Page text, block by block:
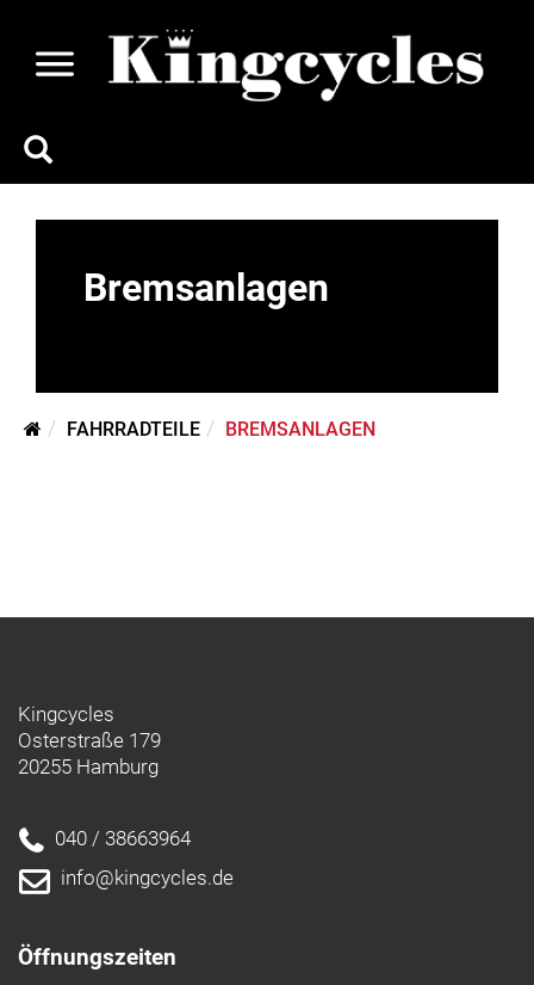
Bremsanlagen
FAHRRADTEILE BREMSANLAGEN
Kingcycles
Osterstraße 179
20255 Hamburg
040 / 38663964
info@kingcycles.de
Öffnungszeiten